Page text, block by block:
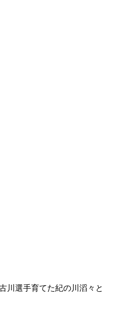
川選手育てた紀の川滔々と